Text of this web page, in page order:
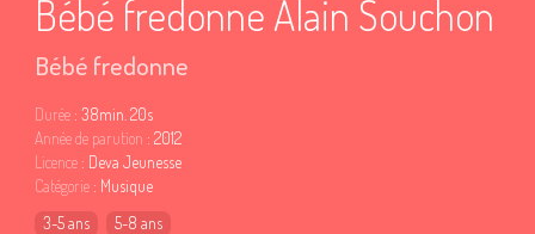
Bébé fredonne Alain Souchon
Bébé fredonne
Durée : 38min. 20s
Année de parution : 2012
Licence : Deva Jeunesse
Catégorie : Musique
3-5 ans
5-8 ans